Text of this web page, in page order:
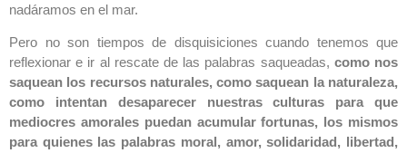
nadáramos en el mar.
Pero no son tiempos de disquisiciones cuando tenemos que
reflexionar e ir al rescate de las palabras saqueadas, como nos
saquean los recursos naturales, como saquean la naturaleza,
como intentan desaparecer nuestras culturas para que
mediocres amorales puedan acumular fortunas, los mismos
para quienes las palabras moral, amor, solidaridad, libertad,